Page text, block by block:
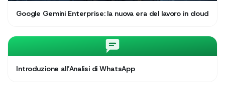
Google Gemini Enterprise: la nuova era del lavoro in cloud
Introduzione all’Analisi di WhatsApp